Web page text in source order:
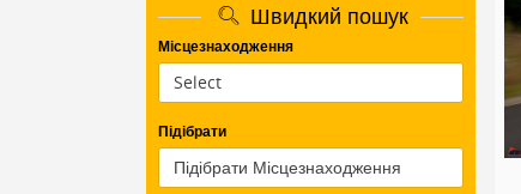
Швидкий пошук
Місцезнаходження
Підібрати